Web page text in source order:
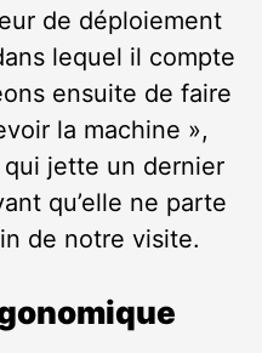
de déploiement
lequel il compte
ensuite de faire
la machine »,
jette un dernier
qu’elle ne parte
de notre visite.